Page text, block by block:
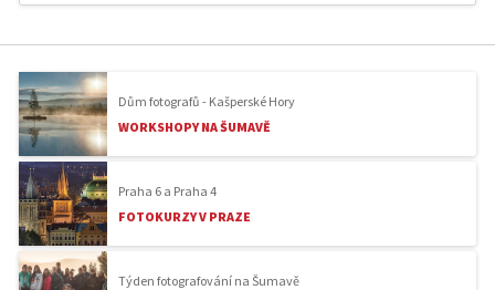
Dům fotografů - Kašperské Hory
WORKSHOPY NA ŠUMAVĚ
Praha 6 a Praha 4
FOTOKURZY V PRAZE
Týden fotografování na Šumavě